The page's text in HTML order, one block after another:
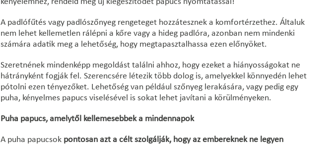
A padlófűtés vagy padlószőnyeg rengeteget hozzátesznek a komfortérzethez. Általuk
nem lehet kellemetlen rálépni a kőre vagy a hideg padlóra, azonban nem mindenki
számára adatik meg a lehetőség, hogy megtapasztalhassa ezen előnyöket.
Szeretnének mindenképp megoldást találni ahhoz, hogy ezeket a hiányosságokat ne
hátrányként fogják fel. Szerencsére létezik több dolog is, amelyekkel könnyedén lehet
pótolni ezen tényezőket. Lehetőség van például szőnyeg lerakására, vagy pedig egy
puha, kényelmes papucs viselésével is sokat lehet javítani a körülményeken.
Puha papucs, amelytől kellemesebbek a mindennapok
A puha papucsok pontosan azt a célt szolgálják, hogy az embereknek ne legyen